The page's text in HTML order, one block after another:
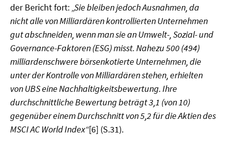
der Bericht fort:„Sie bleiben jedoch Ausnahmen, da
nicht alle von Milliardären kontrollierten Unternehmen
gut abschneiden, wenn man sie an Umwelt-, Sozial- und
Governance-Faktoren (ESG) misst. Nahezu 500 (494)
milliardenschwere börsenkotierte Unternehmen, die
unter der Kontrolle von Milliardären stehen, erhielten
von UBS eine Nachhaltigkeitsbewertung. Ihre
durchschnittliche Bewertung beträgt 3,1 (von 10)
gegenüber einem Durchschnitt von 5,2 für die Aktien des
MSCI AC World Index“[6] (S.31).